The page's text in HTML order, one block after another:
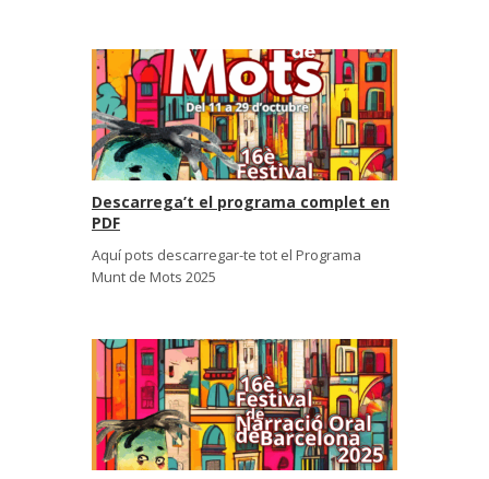
Descarrega’t el programa complet en
PDF
Aquí pots descarregar-te tot el Programa
Munt de Mots 2025